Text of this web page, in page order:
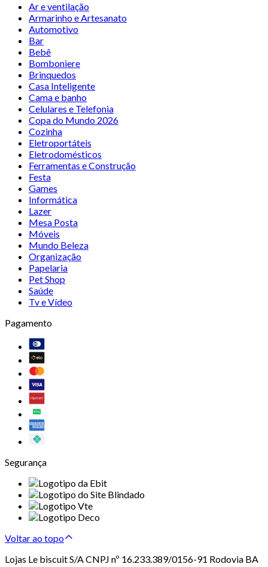
Ar e ventilação
Armarinho e Artesanato
Automotivo
Bar
Bebê
Bomboniere
Brinquedos
Casa Inteligente
Cama e banho
Celulares e Telefonia
Copa do Mundo 2026
Cozinha
Eletroportáteis
Eletrodomésticos
Ferramentas e Construção
Festa
Games
Informática
Lazer
Mesa Posta
Móveis
Mundo Beleza
Organização
Papelaria
Pet Shop
Saúde
Tv e Vídeo
Pagamento
Segurança
Voltar ao topo
Lojas Le biscuit S/A CNPJ nº 16.233.389/0156-91 Rodovia BA